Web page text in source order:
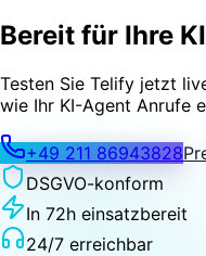
Bereit für Ihre
Testen Sie Telify jetzt
wie Ihr KI-Agent Anrufe
+49 211 86943828
DSGVO-konform
In 72h einsatzbereit
24/7 erreichbar